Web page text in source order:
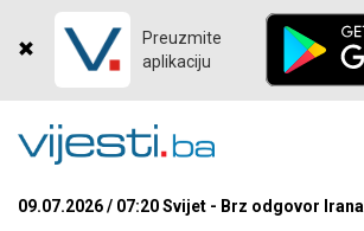
Preuzmite
aplikaciju
09.07.2026 / 07:20 Svijet - Brz odgovor Irana